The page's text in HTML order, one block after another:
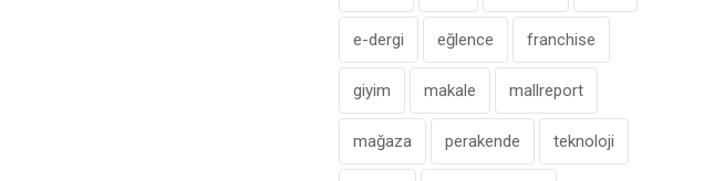
e-dergi eğlence franchise
giyim makale mallreport
mağaza perakende teknoloji